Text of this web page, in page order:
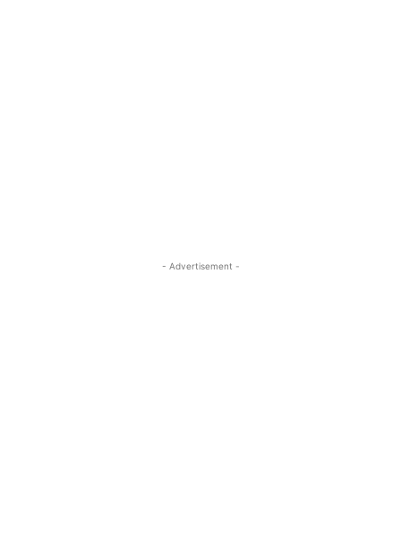
- Advertisement -